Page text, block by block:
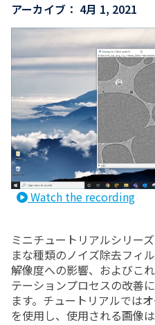
アーカイブ： 4月 1, 2021
Watch the recording
ミニチュートリアルシリー
まな種類のノイズ除去フィ
解像度への影響、およびこ
テーションプロセスの改善
ます。チュートリアルでは
を使用し、使用される画像